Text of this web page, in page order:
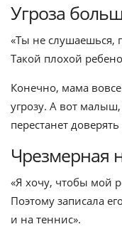
Угроза
«Ты не слушаешься,
Такой плохой
Конечно, мама
угрозу. А вот
перестанет
Чрезмерная
«Я хочу, чтобы мой
Поэтому записала
и на теннис».